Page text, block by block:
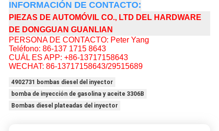
INFORMACIÓN DE CONTACTO:
PIEZAS DE AUTOMÓVIL CO., LTD DEL HARDWARE
DE DONGGUAN GUANLIAN
PERSONA DE CONTACTO: Peter Yang
Teléfono: 86-137 1715 8643
CUÁL ES APP: +86-13717158643
WECHAT: 86-13717158643/29515689
4902731 bombas diesel del inyector
bomba de inyección de gasolina y aceite 3306B
Bombas diesel plateadas del inyector